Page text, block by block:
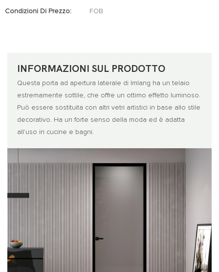
Condizioni Di Prezzo: FOB
INFORMAZIONI SUL PRODOTTO
Questa porta ad apertura laterale di Imlang ha un telaio
estremamente sottile, che offre un ottimo effetto luminoso.
Può essere sostituita con altri vetri artistici in base allo stile
decorativo. Ha un forte senso della moda ed è adatta
all'uso in cucine e bagni.